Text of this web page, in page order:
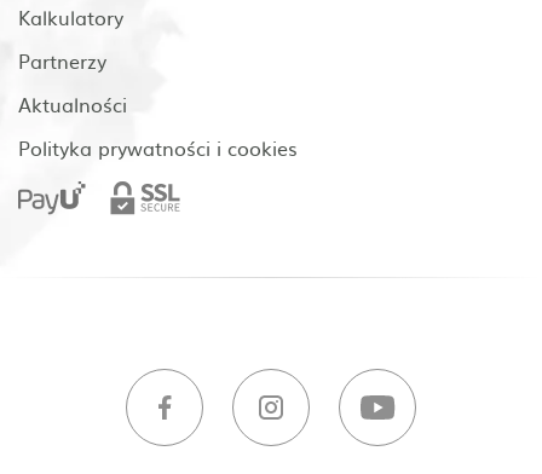
Kalkulatory
Partnerzy
Aktualności
Polityka prywatności i cookies